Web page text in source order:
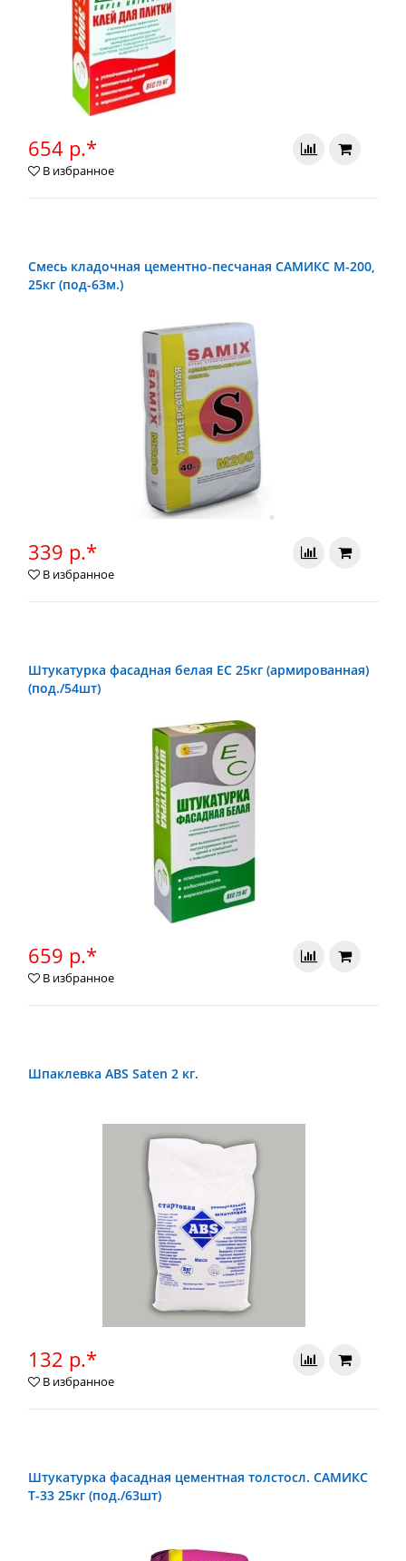
654 р.*
В избранное
Смесь кладочная цементно-песчаная САМИКС М-200,
25кг (под-63м.)
339 р.*
В избранное
Штукатурка фасадная белая ЕС 25кг (армированная)
(под./54шт)
659 р.*
В избранное
Шпаклевка ABS Saten 2 кг.
132 р.*
В избранное
Штукатурка фасадная цементная толстосл. САМИКС
Т-33 25кг (под./63шт)